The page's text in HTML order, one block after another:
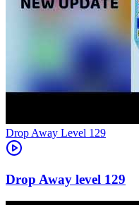
Level 129
129